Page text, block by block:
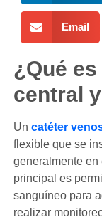
Email
¿Qué
central
Un catéter
flexible que se
generalmente
principal es
sanguíneo para
realizar